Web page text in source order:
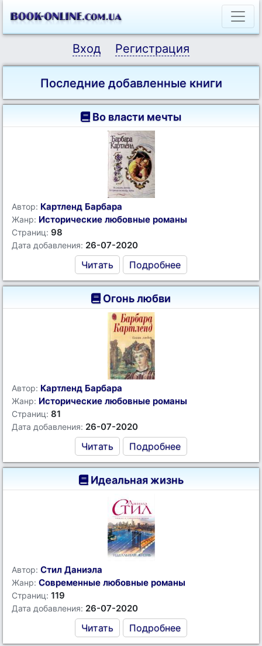
Вход Регистрация
Последние добавленные книги
Во власти мечты
Автор: Картленд Барбара
Жанр: Исторические любовные романы
Страниц: 98
Дата добавления: 26-07-2020
Читать Подробнее
Огонь любви
Автор: Картленд Барбара
Жанр: Исторические любовные романы
Страниц: 81
Дата добавления: 26-07-2020
Читать Подробнее
Идеальная жизнь
Автор: Стил Даниэла
Жанр: Современные любовные романы
Страниц: 119
Дата добавления: 26-07-2020
Читать Подробнее